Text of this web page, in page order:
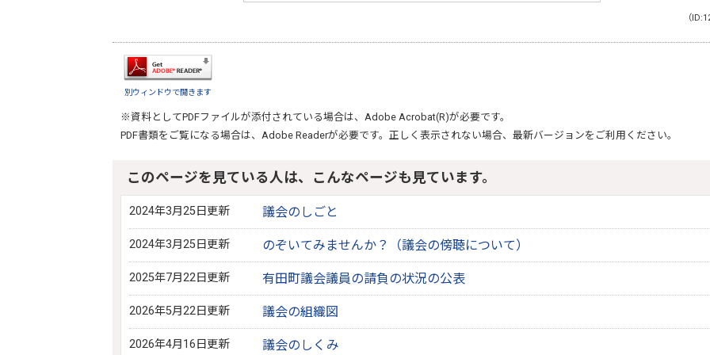
（
別ウィンドウで開きます
※資料としてPDFファイルが添付されている場合は、 Adobe Acrobat(R)が必要です。
PDF書類をご覧になる場合は、 Adobe Readerが必要です。正しく表示されない場合、最新バージョンをご利用ください。
このページを見ている人は、こんなページも見ています。
2024年3月25日更新 議会のしごと
2024年3月25日更新 のぞいてみませんか？（議会の傍聴について）
2025年7月22日更新 有田町議会議員の請負の状況の公表
2026年5月22日更新 議会の組織図
2026年4月16日更新 議会のしくみ